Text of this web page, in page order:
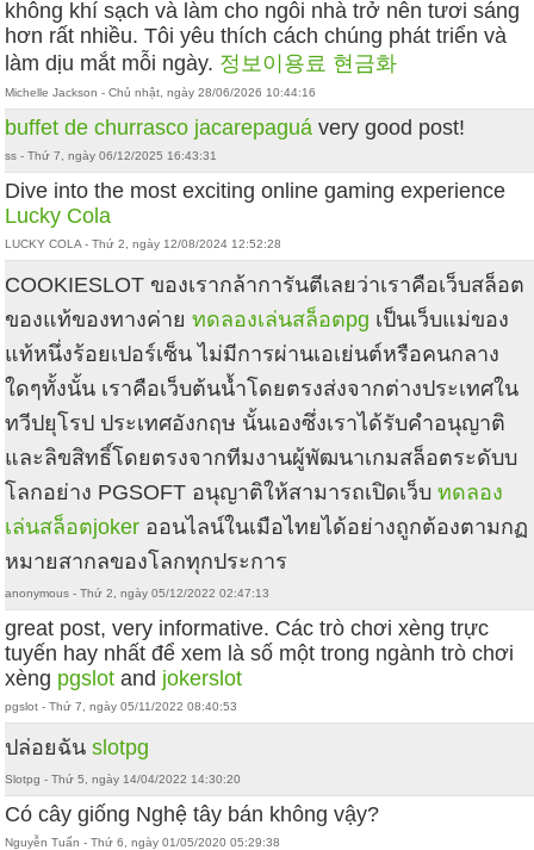
không khí sạch và làm cho ngôi nhà trở nên tươi sáng
hơn rất nhiều. Tôi yêu thích cách chúng phát triển và
làm dịu mắt mỗi ngày. 정보이용료 현금화
Michelle Jackson - Chủ nhật, ngày 28/06/2026 10:44:16
buffet de churrasco jacarepaguá very good post!
ss - Thứ 7, ngày 06/12/2025 16:43:31
Dive into the most exciting online gaming experience
Lucky Cola
LUCKY COLA - Thứ 2, ngày 12/08/2024 12:52:28
COOKIESLOT ของเรากล้าการันตีเลยว่าเราคือเว็บสล็อต
ของแท้ของทางค่ายทดลองเล่นสล็อตpg เป็นเว็บแม่ของ
แท้หนึ่งร้อยเปอร์เซ็น ไม่มีการผ่านเอเย่นต์หรือคนกลาง
ใดๆทั้งนั้น เราคือเว็บต้นน้ำโดยตรงส่งจากต่างประเทศใน
ทวีปยุโรป ประเทศอังกฤษ นั้นเองซึ่งเราได้รับคำอนุญาติ
และลิขสิทธิ์โดยตรงจากทีมงานผู้พัฒนาเกมสล็อตระดับบ
โลกอย่าง PGSOFT อนุญาติให้สามารถเปิดเว็บทดลอง
เล่นสล็อตjoker ออนไลน์ในเมือไทยได้อย่างถูกต้องตามกฏ
หมายสากลของโลกทุกประการ
anonymous - Thứ 2, ngày 05/12/2022 02:47:13
great post, very informative. Các trò chơi xèng trực
tuyến hay nhất để xem là số một trong ngành trò chơi
xèng pgslot and jokerslot
pgslot - Thứ 7, ngày 05/11/2022 08:40:53
ปล่อยฉันslotpg
Slotpg - Thứ 5, ngày 14/04/2022 14:30:20
Có cây giống Nghệ tây bán không vậy?
Nguyễn Tuấn - Thứ 6, ngày 01/05/2020 05:29:38